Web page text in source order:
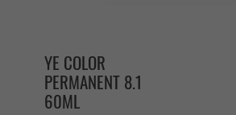
YE COLOR
PERMANENT 8.1
60ML